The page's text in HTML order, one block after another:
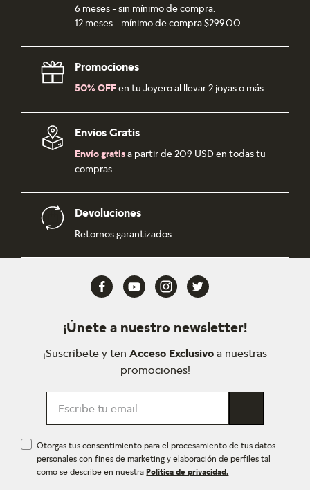
6 meses - sin mínimo de compra.
12 meses - mínimo de compra $299.00
Promociones
50% OFFen tu Joyero al llevar 2 joyas o más
Envíos Gratis
Envío gratisa partir de 209 USD en todas tu
compras
Devoluciones
Retornos garantizados
¡Únete a nuestro newsletter!
¡Suscríbete y ten Acceso Exclusivo a nuestras
promociones!
Otorgas tus consentimiento para el procesamiento de tus datos
personales con fines de marketing y elaboración de perfiles tal
como se describe en nuestraPolítica de privacidad.